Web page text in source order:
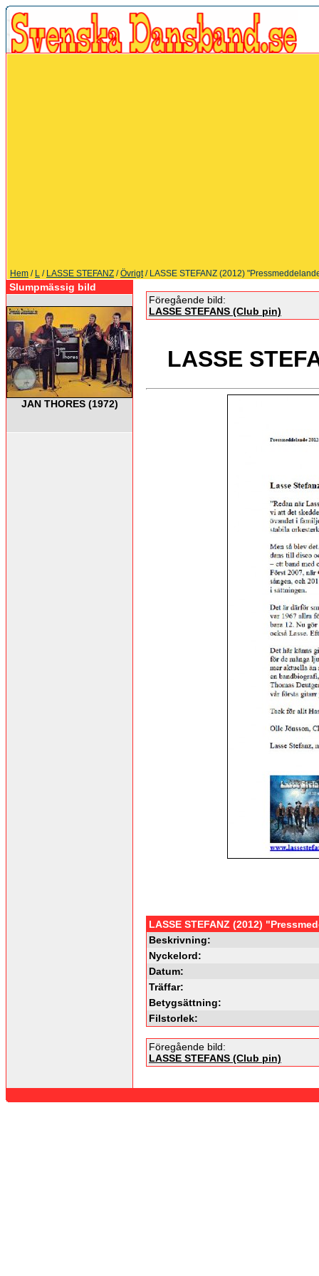
Hem / L / LASSE STEFANZ /Övrigt/ LASSE STEFANZ (2012)
Slumpmässig bild
JAN THORES (1972)
Föregående bild:
LASSE STEFANS (Club pin)
LASSE
LASSE STEFANZ (2012)
Beskrivning:
Nyckelord:
Datum:
Träffar:
Betygsättning:
Filstorlek:
Föregående bild:
LASSE STEFANS (Club pin)